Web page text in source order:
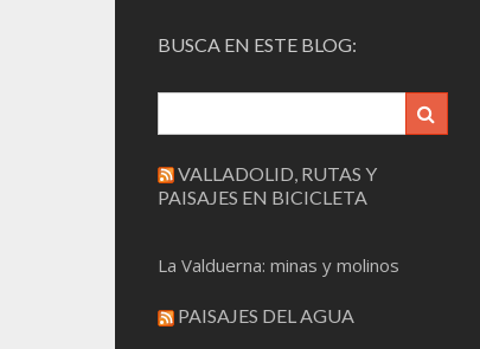
BUSCA EN ESTE BLOG:
VALLADOLID, RUTAS Y
PAISAJES EN BICICLETA
La Valduerna: minas y molinos
PAISAJES DEL AGUA